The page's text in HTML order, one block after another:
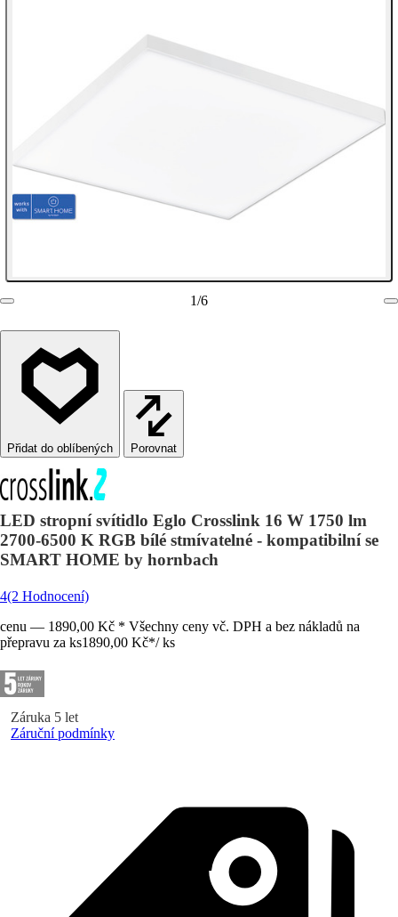
1/6
Porovnat
LED stropní svítidlo Eglo Crosslink 16 W 1750 lm
2700-6500 K RGB bílé stmívatelné - kompatibilní se
SMART HOME by hornbach
4(2 Hodnocení)
cenu — 1890,00 Kč * Všechny ceny vč. DPH a bez nákladů na
přepravu za ks1890,00 Kč*/ ks
Záruka 5 let
Záruční podmínky